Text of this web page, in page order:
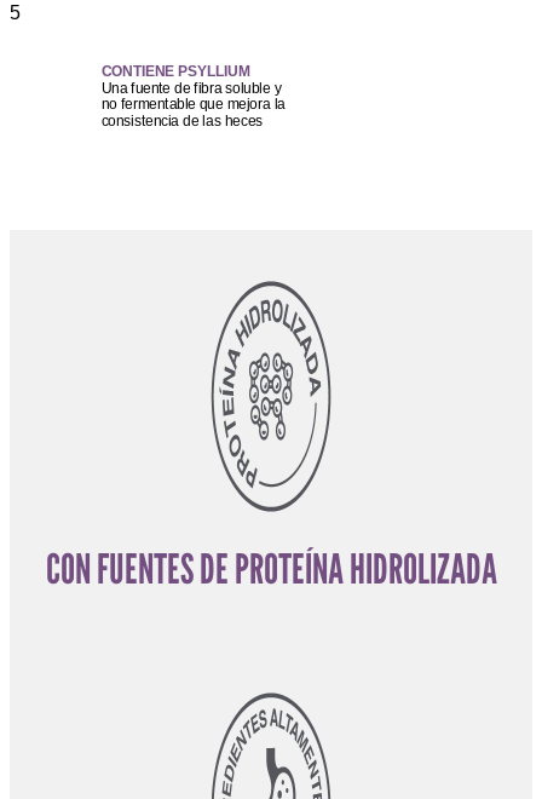
5
CONTIENE PSYLLIUM
Una fuente de fibra soluble y
no fermentable que mejora la
consistencia de las heces
CON FUENTES DE PROTEÍNA HIDROLIZADA